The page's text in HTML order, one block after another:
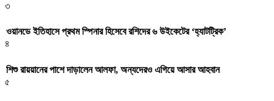
৩
ওয়ানডে ইতিহাসে প্রথম স্পিনার হিসেবে রশিদের ৬ উইকেটের ‘হ্যাটট্রিক’
৪
শিশু রায়য়ানের পাশে দাড়ালেন আলফা, অন্যদেরও এগিয়ে আসার আহবান
৫